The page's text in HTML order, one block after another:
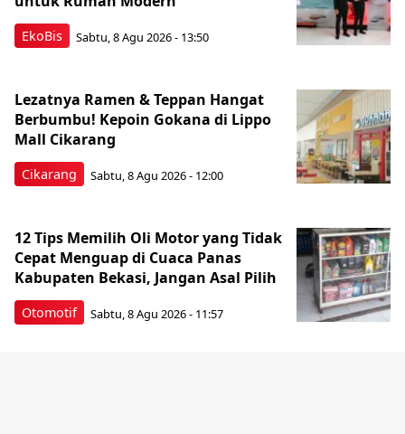
EkoBis Sabtu, 8 Agu 2026 - 13:50
Cikarang
Lezatnya Ramen & Teppan Hangat
Berbumbu! Kepoin Gokana di Lippo
Mall Cikarang
Sabtu, 8 Agu 2026 - 12:00
Otomotif
12 Tips Memilih Oli Motor yang Tidak
Cepat Menguap di Cuaca Panas
Kabupaten Bekasi, Jangan Asal Pilih
Sabtu, 8 Agu 2026 - 11:57